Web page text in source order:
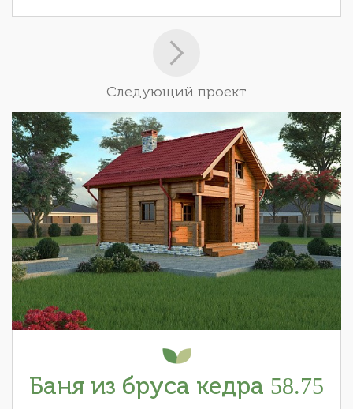
Следующий проект
Баня из бруса кедра 58.75